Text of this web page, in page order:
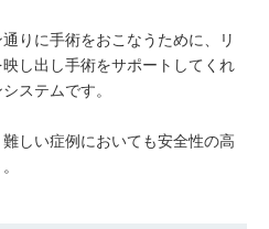
りに手術をおこなうために、リ
し出し手術をサポートしてくれ
ステムです。
しい症例においても安全性の高